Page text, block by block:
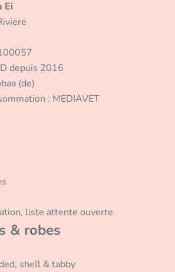
Ei
depuis 2016
(de)
: MEDIAVET
liste attente ouverte
& robes
shell & tabby